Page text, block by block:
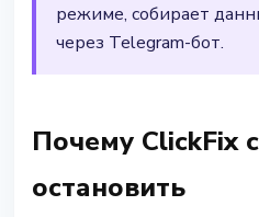
режиме, собирает
через Telegram-бот.
Почему ClickFix
остановить